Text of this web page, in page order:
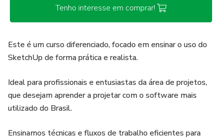
Tenho interesse em comprar!
Este é um curso diferenciado, focado em ensinar o uso do
SketchUp de forma prática e realista.
Ideal para profissionais e entusiastas da área de projetos,
que desejam aprender a projetar com o software mais
utilizado do Brasil.
Ensinamos técnicas e fluxos de trabalho eficientes para